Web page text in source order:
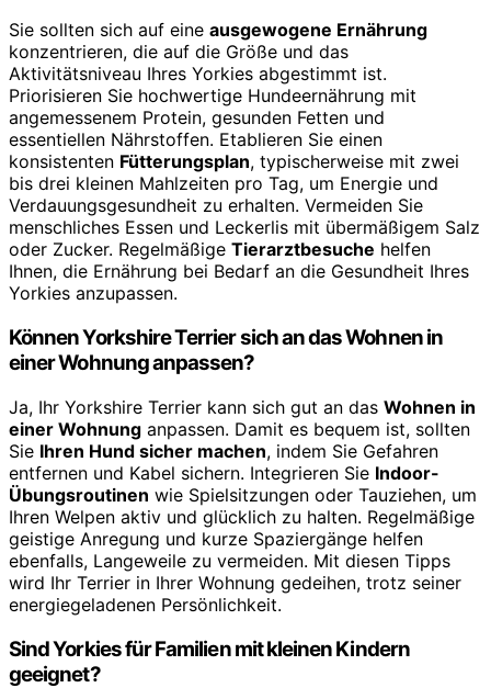
Sie sollten sich auf eine ausgewogene Ernährung
konzentrieren, die auf die Größe und das
Aktivitätsniveau Ihres Yorkies abgestimmt ist.
Priorisieren Sie hochwertige Hundeernährung mit
angemessenem Protein, gesunden Fetten und
essentiellen Nährstoffen. Etablieren Sie einen
konsistenten Fütterungsplan, typischerweise mit zwei
bis drei kleinen Mahlzeiten pro Tag, um Energie und
Verdauungsgesundheit zu erhalten. Vermeiden Sie
menschliches Essen und Leckerlis mit übermäßigem Salz
oder Zucker. Regelmäßige Tierarztbesuche helfen
Ihnen, die Ernährung bei Bedarf an die Gesundheit Ihres
Yorkies anzupassen.
Können Yorkshire Terrier sich an das Wohnen in
einer Wohnung anpassen?
Ja, Ihr Yorkshire Terrier kann sich gut an das Wohnen in
einer Wohnung anpassen. Damit es bequem ist, sollten
Sie Ihren Hund sicher machen, indem Sie Gefahren
entfernen und Kabel sichern. Integrieren Sie Indoor-
Übungsroutinen wie Spielsitzungen oder Tauziehen, um
Ihren Welpen aktiv und glücklich zu halten. Regelmäßige
geistige Anregung und kurze Spaziergänge helfen
ebenfalls, Langeweile zu vermeiden. Mit diesen Tipps
wird Ihr Terrier in Ihrer Wohnung gedeihen, trotz seiner
energiegeladenen Persönlichkeit.
Sind Yorkies für Familien mit kleinen Kindern
geeignet?